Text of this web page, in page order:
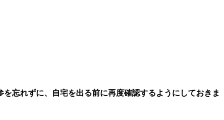
忘れずに、自宅を出る前に再度確認するようにしておきま